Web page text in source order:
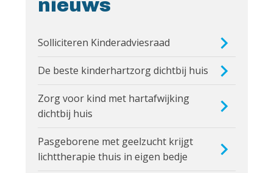
nieuws
Solliciteren Kinderadviesraad
De beste kinderhartzorg dichtbij huis
Zorg voor kind met hartafwijking
dichtbij huis
Pasgeborene met geelzucht krijgt
lichttherapie thuis in eigen bedje